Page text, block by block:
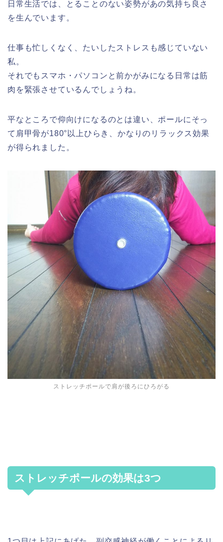
日常生活では、とることのない姿勢があの気持ち良さ
を生んでいます。
仕事も忙しくなく、たいしたストレスも感じていない
私。
それでもスマホ・パソコンと前かがみになる日常は筋
肉を緊張させているんでしょうね。
平なところで仰向けになるのとは違い、ポールにそっ
て肩甲骨が180°以上ひらき、かなりのリラックス効果
が得られました。
ストレッチポールで肩が後ろにひろがる
ストレッチポールの効果は3つ